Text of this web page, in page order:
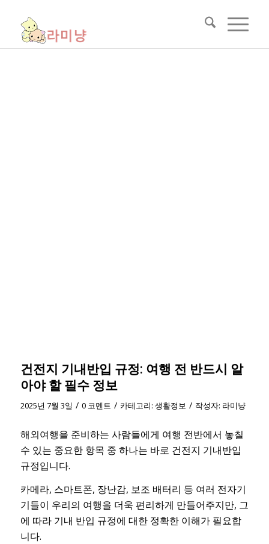
건전지 기내반입 규정: 여행 전 반드시 알
아야 할 필수 정보
2025년 7월 3일 / 0 코멘트 / 카테고리: 생활정보 / 작성자: 라미냥
해외여행을 준비하는 사람들에게 여행 전반에서 놓칠
수 있는 중요한 항목 중 하나는 바로 건전지 기내반입
규정입니다.
카메라, 스마트폰, 장난감, 보조 배터리 등 여러 전자기
기들이 우리의 여행을 더욱 편리하게 만들어주지만, 그
에 따라 기내 반입 규정에 대한 정확한 이해가 필요합
니다.